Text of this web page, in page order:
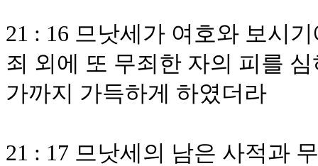
21 : 16 므낫세가 여호와 보시
죄 외에 또 무죄한 자의 피를
가까지 가득하게 하였더라
21 : 17 므낫세의 남은 사적과